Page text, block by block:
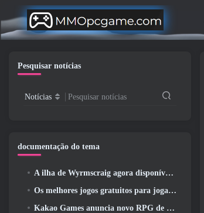
Pesquisar notícias
Notícias Pesquisar notícias
documentação do tema
A ilha de Wyrmscraig agora disponível para exploração no RuneScape da velha escola
Os melhores jogos gratuitos para jogar com seu time (2026)
Kakao Games anuncia novo RPG de ação, Donzela Guardiã